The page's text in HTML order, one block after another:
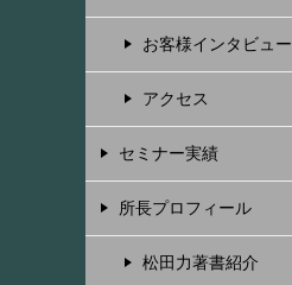
お客様インタビュー
アクセス
セミナー実績
所長プロフィール
松田力著書紹介